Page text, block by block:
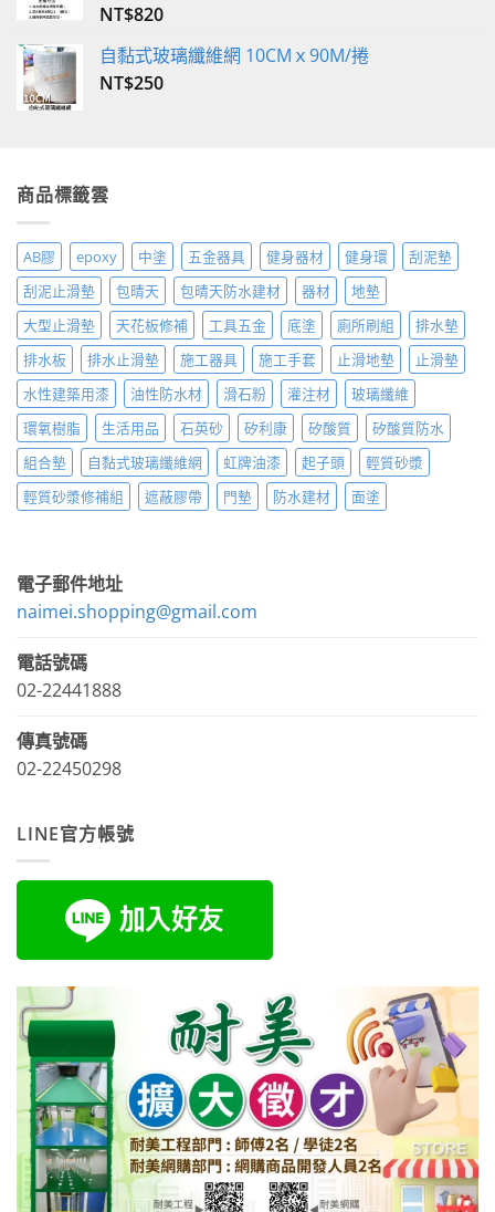
NT$820
自黏式玻璃纖維網 10CMｘ90M/捲
NT$250
商品標籤雲
AB膠 epoxy 中塗 五金器具 健身器材 健身環
刮泥墊
刮泥止滑墊
包晴天 包晴天防水建材 器材
地墊
大型止滑墊
天花板修補 工具五金 底塗 廁所刷組
排水墊
排水板
排水止滑墊 施工器具 施工手套 止滑地墊
止滑墊
水性建築用漆
油性防水材 滑石粉 灌注材
玻璃纖維
環氧樹脂
生活用品 石英砂 矽利康 矽酸質
矽酸質防水
組合墊
自黏式玻璃纖維網 虹牌油漆 起子頭
輕質砂漿
輕質砂漿修補組
遮蔽膠帶 門墊 防水建材 面塗
電子郵件地址
naimei.shopping@gmail.com
電話號碼
02-22441888
傳真號碼
02-22450298
LINE官方帳號